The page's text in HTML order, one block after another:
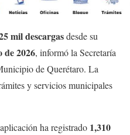
mil descargasdesde su
de 2026, informó la Secretaría
de Querétaro. La
y servicios municipales
ha registrado 1,310